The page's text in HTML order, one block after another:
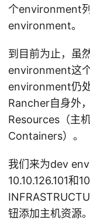
个environment
environment。
到目前为止，虽
environment这
environment仍
Rancher自身外
Resources（主
Containers）。
我们来为dev
10.10.126.101和
钮添加主机资源